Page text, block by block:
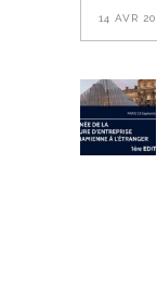
14 AVR